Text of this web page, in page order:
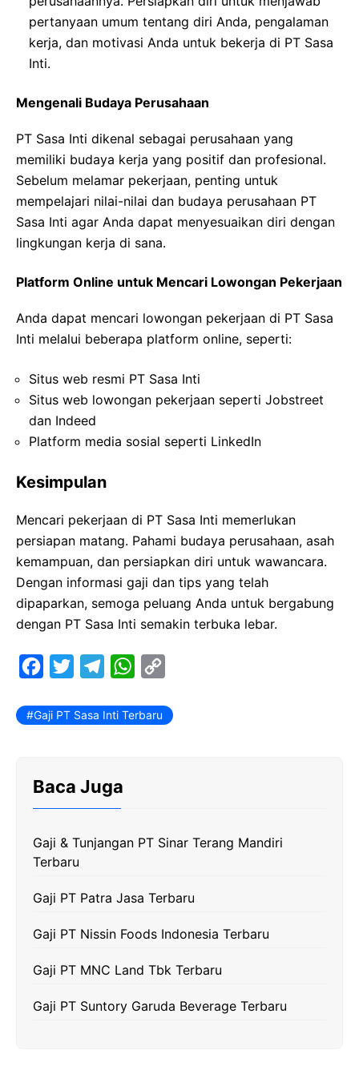
pertanyaan umum tentang diri Anda, pengalaman
kerja, dan motivasi Anda untuk bekerja di PT Sasa
Inti.
Mengenali Budaya Perusahaan
PT Sasa Inti dikenal sebagai perusahaan yang
memiliki budaya kerja yang positif dan profesional.
Sebelum melamar pekerjaan, penting untuk
mempelajari nilai-nilai dan budaya perusahaan PT
Sasa Inti agar Anda dapat menyesuaikan diri dengan
lingkungan kerja di sana.
Platform Online untuk Mencari Lowongan Pekerjaan
Anda dapat mencari lowongan pekerjaan di PT Sasa
Inti melalui beberapa platform online, seperti:
Situs web resmi PT Sasa Inti
Situs web lowongan pekerjaan seperti Jobstreet
dan Indeed
Platform media sosial seperti LinkedIn
Kesimpulan
Mencari pekerjaan di PT Sasa Inti memerlukan
persiapan matang. Pahami budaya perusahaan, asah
kemampuan, dan persiapkan diri untuk wawancara.
Dengan informasi gaji dan tips yang telah
dipaparkan, semoga peluang Anda untuk bergabung
dengan PT Sasa Inti semakin terbuka lebar.
c
o
o
i
e
r
l
r
a
W
a
p
p
k
Gaji PT Sasa Inti Terbaru
Baca Juga
Gaji & Tunjangan PT Sinar Terang Mandiri
Terbaru
Gaji PT Patra Jasa Terbaru
Gaji PT Nissin Foods Indonesia Terbaru
Gaji PT MNC Land Tbk Terbaru
Gaji PT Suntory Garuda Beverage Terbaru